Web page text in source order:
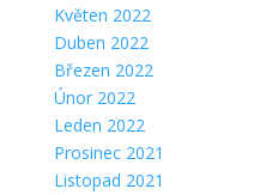
Květen 2022
Duben 2022
Březen 2022
Únor 2022
Leden 2022
Prosinec 2021
Listopad 2021